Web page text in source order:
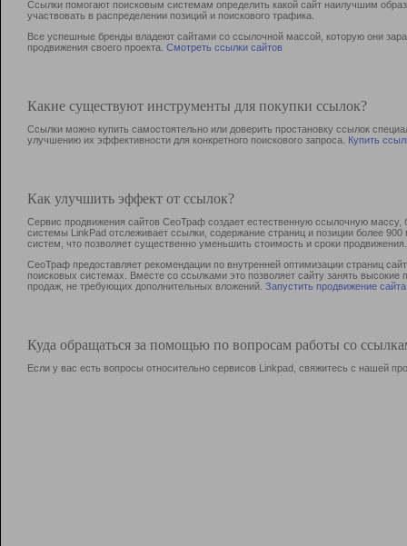
Ссылки помогают поисковым системам определить какой сайт наилучшим
участвовать в раcпределении позиций и поискового трафика.
Все успешные бренды владеют сайтами со ссылочной массой, которую они
продвижения своего проекта. Смотреть ссылки сайтов
Какие существуют инструменты для покупки ссылок?
Ссылки можно купить самостоятельно или доверить простановку ссылок
улучшению их эффективности для конкретного поискового запроса. Купить
Как улучшить эффект от ссылок?
Сервис продвижения сайтов СеоТраф создает естественную ссылочную
системы LinkPad отслеживает ссылки, содержание страниц и позиции более
систем, что позволяет существенно уменьшить стоимость и сроки продвижения.
СеоТраф предоставляет рекомендации по внутренней оптимизации страниц
поисковых системах. Вместе со ссылками это позволяет сайту занять
продаж, не требующих дополнительных вложений. Запустить продвижение сайта
Куда обращаться за помощью по вопросам работы со
Если у вас есть вопросы относительно сервисов Linkpad, свяжитесь с нашей